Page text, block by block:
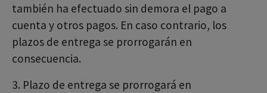
también ha efectuado sin demora el pago a
cuenta y otros pagos. En caso contrario, los
plazos de entrega se prorrogarán en
consecuencia.
3. Plazo de entrega se prorrogará en